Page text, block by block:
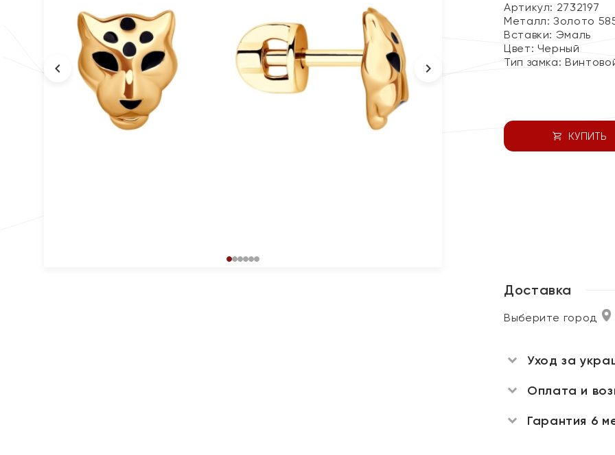
Артикул: 2732197
Металл:Золото
Вставки: Эмаль
Цвет: Черный
Тип замка:
КУПИТЬ
Доставка
Выберите город
Уход за
Оплата и
Гарантия 6